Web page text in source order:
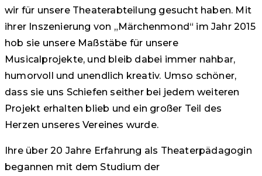
wir für unsere Theaterabteilung gesucht haben. Mit
ihrer Inszenierung von „Märchenmond“ im Jahr 2015
hob sie unsere Maßstäbe für unsere
Musicalprojekte, und bleib dabei immer nahbar,
humorvoll und unendlich kreativ. Umso schöner,
dass sie uns Schiefen seither bei jedem weiteren
Projekt erhalten blieb und ein großer Teil des
Herzen unseres Vereines wurde.
Ihre über 20 Jahre Erfahrung als Theaterpädagogin
begannen mit dem Studium der